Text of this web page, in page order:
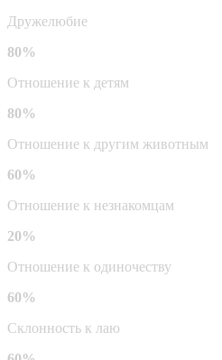
Дружелюбие
80%
Отношение к детям
80%
Отношение к другим животным
60%
Отношение к незнакомцам
20%
Отношение к одиночеству
60%
Склонность к лаю